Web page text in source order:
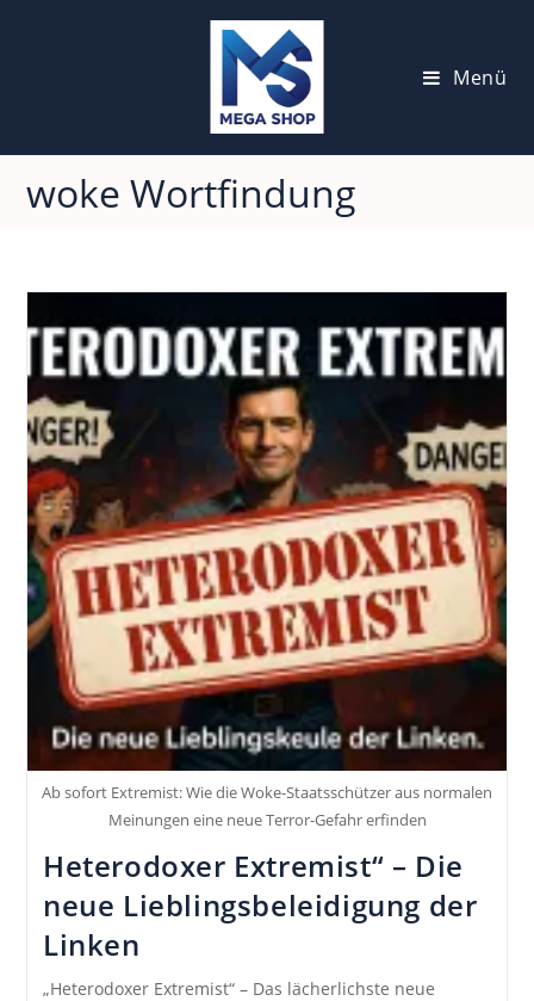
Menü
woke Wortfindung
Ab sofort Extremist: Wie die Woke-Staatsschützer aus normalen
Meinungen eine neue Terror-Gefahr erfinden
Heterodoxer Extremist“ – Die
neue Lieblingsbeleidigung der
Linken
„Heterodoxer Extremist“ – Das lächerlichste neue